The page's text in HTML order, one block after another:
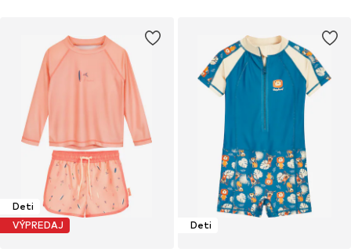
Deti
VÝPREDAJ
Deti